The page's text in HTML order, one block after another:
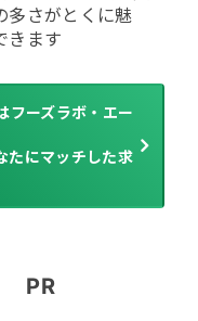
多さがとくに魅
きます
フーズラボ・エー
たにマッチした求
PR